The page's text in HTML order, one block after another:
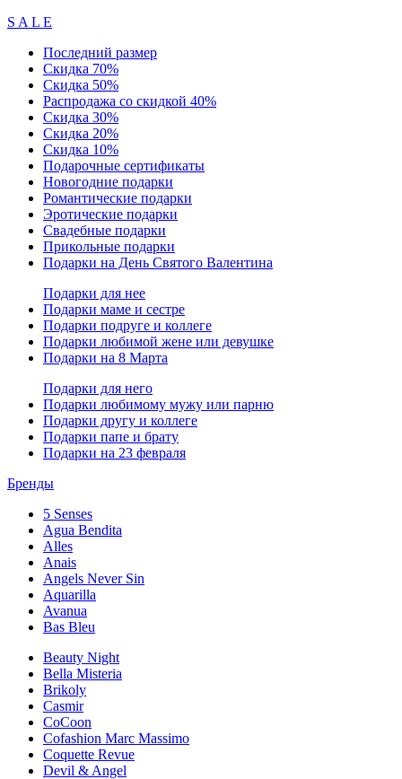
S A L E
Последний размер
Скидка 70%
Скидка 50%
Распродажа со скидкой 40%
Скидка 30%
Скидка 20%
Скидка 10%
Подарочные сертификаты
Новогодние подарки
Романтические подарки
Эротические подарки
Свадебные подарки
Прикольные подарки
Подарки на День Святого Валентина
Подарки для нее
Подарки маме и сестре
Подарки подруге и коллеге
Подарки любимой жене или девушке
Подарки на 8 Марта
Подарки для него
Подарки любимому мужу или парню
Подарки другу и коллеге
Подарки папе и брату
Подарки на 23 февраля
Бренды
5 Senses
Agua Bendita
Alles
Anais
Angels Never Sin
Aquarilla
Avanua
Bas Bleu
Beauty Night
Bella Misteria
Brikoly
Casmir
CoCoon
Cofashion Marc Massimo
Coquette Revue
Devil & Angel